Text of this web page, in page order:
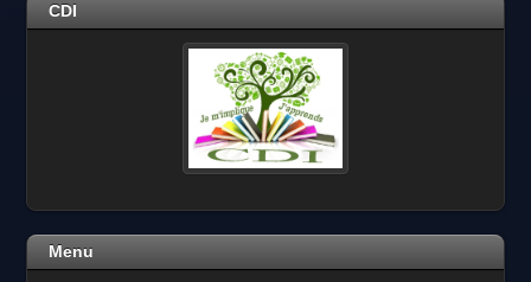
CDI
Menu